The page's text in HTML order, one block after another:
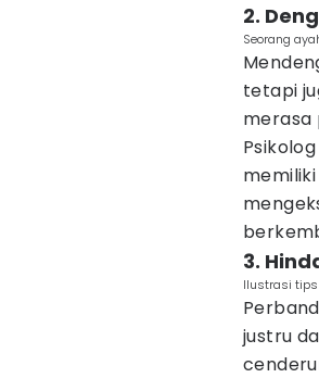
2.
Seorang
tetapi
merasa
3.
Ilustrasi tips
justru